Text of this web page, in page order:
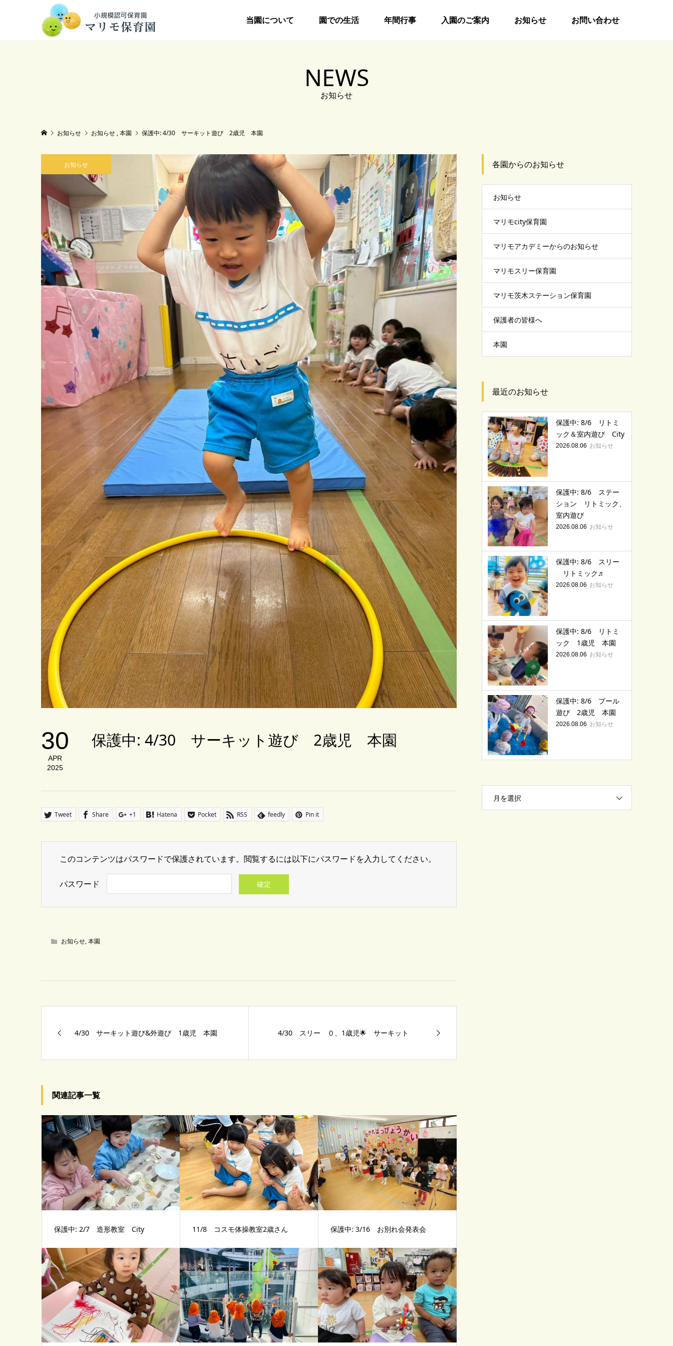
当園について 園での生活 年間行事 入園のご案内 お知らせ お問い合わせ
NEWS
お知らせ
お知らせ お知らせ ,本園 保護中: 4/30 サーキット遊び 2歳児 本園
お知らせ
30
APR
2025
保護中: 4/30 サーキット遊び 2歳児 本園
Tweet Share +1 Hatena Pocket RSS feedly Pin it
このコンテンツはパスワードで保護されています。閲覧するには以下にパスワードを入力してください。
パスワード
お知らせ,本園
4/30 サーキット遊び&外遊び 1歳児 本園 4/30 スリー ０、1歳児🌟 サーキット
関連記事一覧
保護中: 2/7 造形教室 City 11/8 コスモ体操教室2歳さん 保護中: 3/16 お別れ会発表会
各園からのお知らせ
お知らせ
マリモcity保育園
マリモアカデミーからのお知らせ
マリモスリー保育園
マリモ茨木ステーション保育園
保護者の皆様へ
本園
最近のお知らせ
保護中: 8/6 リトミ
ック＆室内遊び City
2026.08.06 お知らせ
保護中: 8/6 ステー
ション リトミック、
室内遊び
2026.08.06 お知らせ
保護中: 8/6 スリー
リトミック♬
2026.08.06 お知らせ
保護中: 8/6 リトミ
ック 1歳児 本園
2026.08.06 お知らせ
保護中: 8/6 プール
遊び 2歳児 本園
2026.08.06 お知らせ
月を選択